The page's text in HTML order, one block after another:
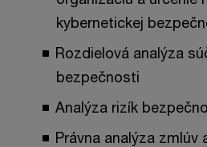
kybernetickej
Rozdielová analýza
bezpečnosti
Analýza rizík
Právna analýza zmlúv